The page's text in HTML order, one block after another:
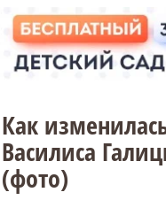
Как
Василиса
(фото)